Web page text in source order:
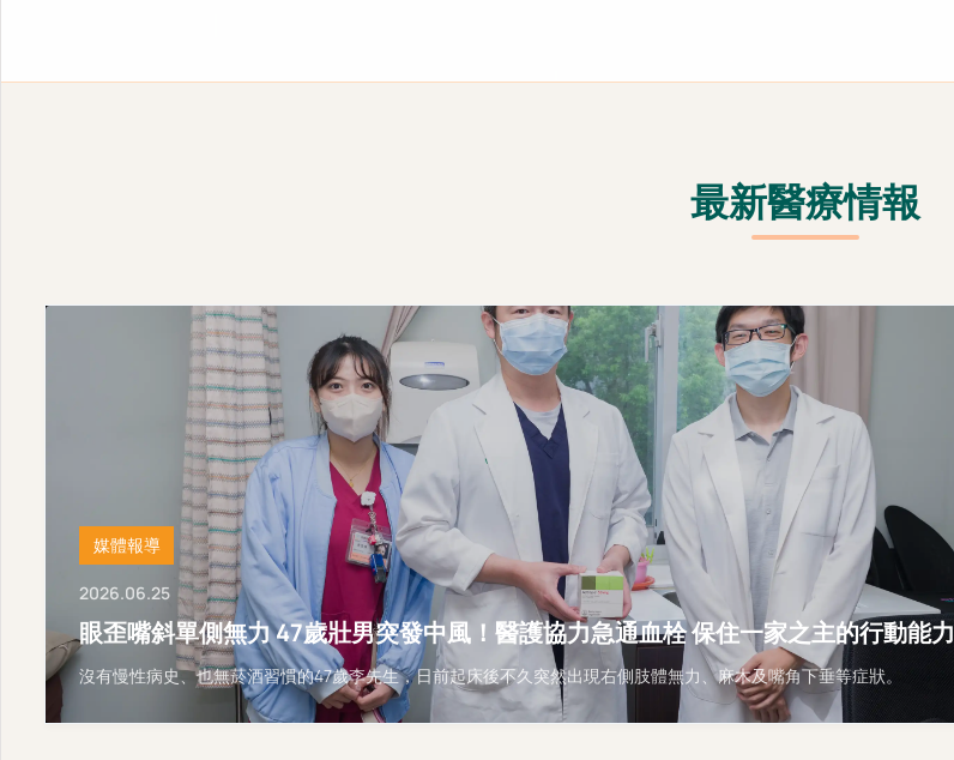
最新醫療情報
媒體報導
2026.06.25
眼歪嘴斜單側無力 47歲壯男突發中風！醫護協力急通血栓 保住一家之主的行動能力
沒有慢性病史、也無菸酒習慣的47歲李先生，日前起床後不久突然出現右側肢體無力、麻木及嘴角下垂等症狀。